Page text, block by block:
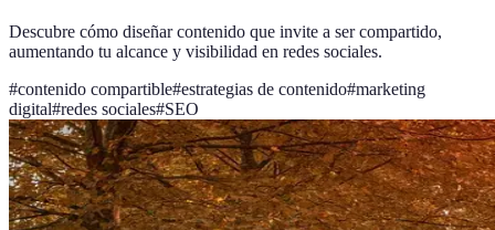
Descubre cómo diseñar contenido que invite a ser compartido,
aumentando tu alcance y visibilidad en redes sociales.
#contenido compartible#estrategias de contenido#marketing
digital#redes sociales#SEO